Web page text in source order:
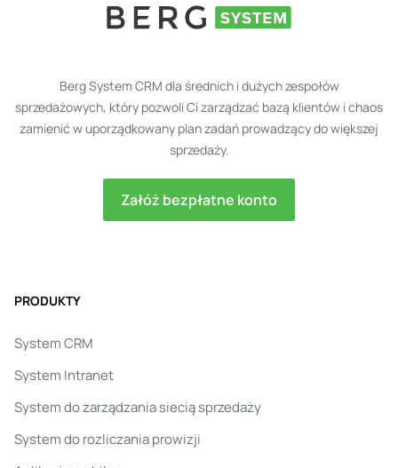
Berg System CRM dla średnich i dużych zespołów
sprzedażowych, który pozwoli Ci zarządzać bazą klientów i chaos
zamienić w uporządkowany plan zadań prowadzący do większej
sprzedaży.
Załóż bezpłatne konto
PRODUKTY
System CRM
System Intranet
System do zarządzania siecią sprzedaży
System do rozliczania prowizji